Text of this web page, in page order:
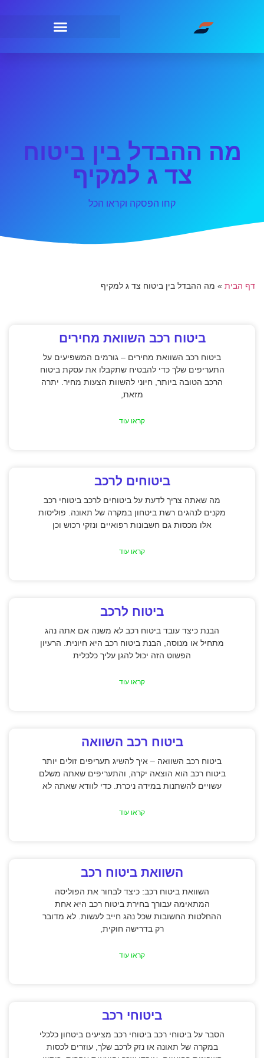
מה ההבדל בין ביטוח
צד ג למקיף
קחו הפסקה וקראו הכל
דף הבית » מה ההבדל בין ביטוח צד ג למקיף
ביטוח רכב השוואת מחירים
ביטוח רכב השוואת מחירים – גורמים המשפיעים על
התעריפים שלך כדי להבטיח שתקבלו את עסקת ביטוח
הרכב הטובה ביותר, חיוני להשוות הצעות מחיר. יתרה
מזאת,
קראו עוד
ביטוחים לרכב
מה שאתה צריך לדעת על ביטוחים לרכב ביטוחי רכב
מקנים לנהגים רשת ביטחון במקרה של תאונה. פוליסות
אלו מכסות גם חשבונות רפואיים ונזקי רכוש וכן
קראו עוד
ביטוח לרכב
הבנת כיצד עובד ביטוח רכב לא משנה אם אתה נהג
מתחיל או מנוסה, הבנת ביטוח רכב היא חיונית. הרעיון
הפשוט הזה יכול להגן עליך כלכלית
קראו עוד
ביטוח רכב השוואה
ביטוח רכב השוואה – איך להשיג תעריפים זולים יותר
ביטוח רכב הוא הוצאה יקרה, והתעריפים שאתה משלם
עשויים להשתנות במידה ניכרת. כדי לוודא שאתה לא
קראו עוד
השוואת ביטוח רכב
השוואת ביטוח רכב: כיצד לבחור את הפוליסה
המתאימה עבורך בחירת ביטוח רכב היא אחת
ההחלטות החשובות שכל נהג חייב לעשות. לא מדובר
רק בדרישה חוקית,
קראו עוד
ביטוחי רכב
הסבר על ביטוחי רכב ביטוחי רכב מציעים ביטחון כלכלי
במקרה של תאונה או נזק לרכב שלך, עוזרים לכסות